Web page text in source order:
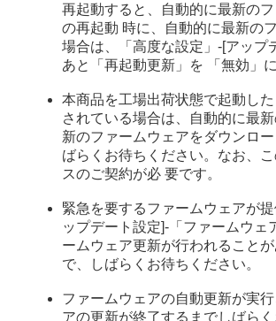
再起動すると、自動的に最新の
の再起動 時に、自動的に最新の
場合は、「高度な設定」-[アップ
あと「再起動更新」を 「無効」
本商品を工場出荷状態で起動し
されている場合は、自動的に最
新のファームウェアをダウンロ
ばらくお待ちください。なお、
スのご契約が必 要です。
緊急を要するファームウェアが
ップデート設定]-「ファームウ
ームウェア更新が行われること
で、しばらくお待ちください。
ファームウェアの自動更新が実
アの更新が終了するまでしばらく